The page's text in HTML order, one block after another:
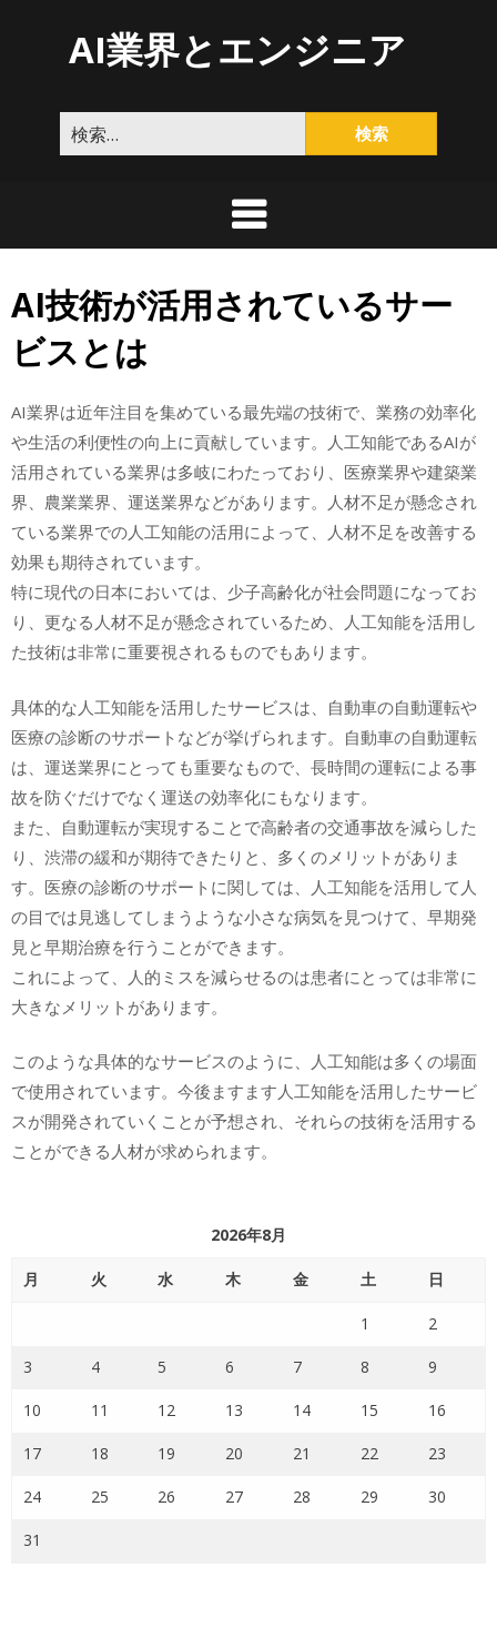
contentAI業界とエンジニア
索:
AI技術が活用されているサー
ビスとは
AI業界は近年注目を集めている最先端の技術で、業務の効率化
や生活の利便性の向上に貢献しています。人工知能であるAIが
活用されている業界は多岐にわたっており、医療業界や建築業
界、農業業界、運送業界などがあります。人材不足が懸念され
ている業界での人工知能の活用によって、人材不足を改善する
効果も期待されています。
特に現代の日本においては、少子高齢化が社会問題になってお
り、更なる人材不足が懸念されているため、人工知能を活用し
た技術は非常に重要視されるものでもあります。
具体的な人工知能を活用したサービスは、自動車の自動運転や
医療の診断のサポートなどが挙げられます。自動車の自動運転
は、運送業界にとっても重要なもので、長時間の運転による事
故を防ぐだけでなく運送の効率化にもなります。
また、自動運転が実現することで高齢者の交通事故を減らした
り、渋滞の緩和が期待できたりと、多くのメリットがありま
す。医療の診断のサポートに関しては、人工知能を活用して人
の目では見逃してしまうような小さな病気を見つけて、早期発
見と早期治療を行うことができます。
これによって、人的ミスを減らせるのは患者にとっては非常に
大きなメリットがあります。
このような具体的なサービスのように、人工知能は多くの場面
で使用されています。今後ますます人工知能を活用したサービ
スが開発されていくことが予想され、それらの技術を活用する
ことができる人材が求められます。
2026年8月
月 火 水 木 金 土 日
1 2
3 4 5 6 7 8 9
10 11 12 13 14 15 16
17 18 19 20 21 22 23
24 25 26 27 28 29 30
31